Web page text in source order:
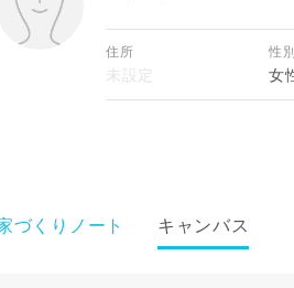
住所 性
女
づくりノート キャンバス